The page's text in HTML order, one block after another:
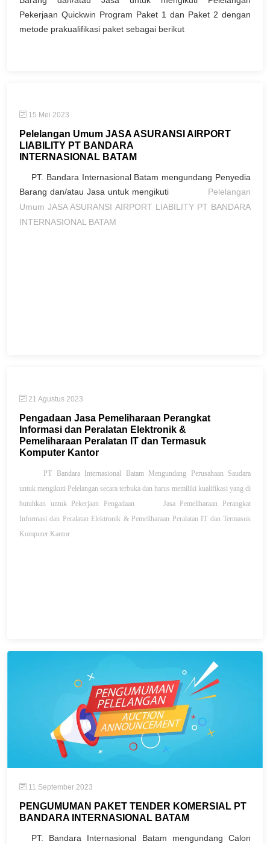
Pekerjaan Quickwin Program Paket 1 dan Paket 2 dengan
metode prakualifikasi paket sebagai berikut
15 Mei 2023
Pelelangan Umum JASA ASURANSI AIRPORT
LIABILITY PT BANDARA
INTERNASIONAL BATAM
PT. Bandara Internasional Batam mengundang Penyedia
Barang dan/atau Jasa untuk mengikuti
Pelelangan
Umum JASA ASURANSI AIRPORT LIABILITY PT BANDARA
INTERNASIONAL BATAM
21 Agustus 2023
Pengadaan Jasa Pemeliharaan Perangkat
Informasi dan Peralatan Elektronik &
Pemeliharaan Peralatan IT dan Termasuk
Komputer Kantor
PT Bandara Internasional Batam Mengundang Perusahaan Saudara
untuk mengikuti Pelelangan secara terbuka dan harus memiliki kualifikasi yang di
butuhkan untuk Pekerjaan Pengadaan
Jasa Pemeliharaan Perangkat
Informasi dan Peralatan Elektronik & Pemeliharaan Peralatan IT dan Termasuk
Komputer Kantor
11 September 2023
PENGUMUMAN PAKET TENDER KOMERSIAL PT
BANDARA INTERNASIONAL BATAM
PT. Bandara Internasional Batam mengundang Calon